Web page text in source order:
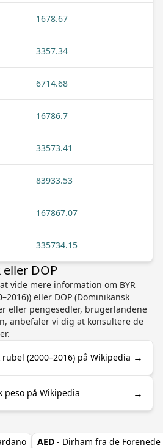
1678.67
3357.34
6714.68
16786.7
33573.41
83933.53
167867.07
335734.15
DOP
vide mere information om BYR
eller DOP (Dominikansk
eller pengesedler, brugerlandene
anbefaler vi dig at konsultere de
rubel (2000–2016) på Wikipedia →
peso på Wikipedia →
AED - Dirham fra de